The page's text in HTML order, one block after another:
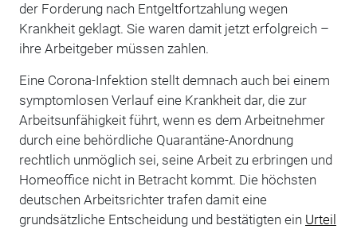
der Forderung nach Entgeltfortzahlung wegen
Krankheit geklagt. Sie waren damit jetzt erfolgreich –
ihre Arbeitgeber müssen zahlen.
Eine Corona-Infektion stellt demnach auch bei einem
symptomlosen Verlauf eine Krankheit dar, die zur
Arbeitsunfähigkeit führt, wenn es dem Arbeitnehmer
durch eine behördliche Quarantäne-Anordnung
rechtlich unmöglich sei, seine Arbeit zu erbringen und
Homeoffice nicht in Betracht kommt. Die höchsten
deutschen Arbeitsrichter trafen damit eine
grundsätzliche Entscheidung und bestätigten ein Urteil